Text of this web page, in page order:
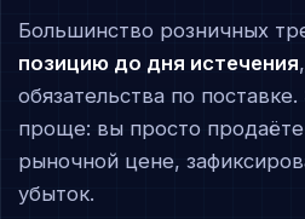
Большинство розничных
позицию до дня истечения
обязательства по
проще: вы просто
рыночной цене,
убыток.